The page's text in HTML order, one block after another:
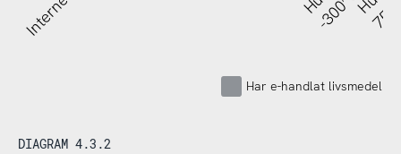
Har e-handlat livsmedel
DIAGRAM 4.3.2